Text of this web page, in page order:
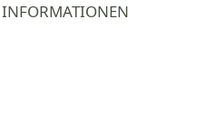
INFORMATIONEN